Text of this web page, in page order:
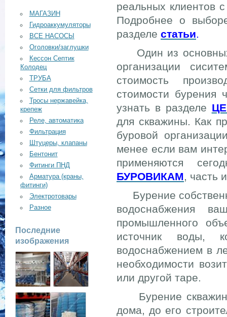
МАГАЗИН
Гидроаккумуляторы
ВСЕ НАСОСЫ
Оголовки/заглушки
Кессон Септик
Колодец
ТРУБА
Сетки для фильтров
Тросы нержавейка,
крепеж
Реле, автоматика
Фильтрация
Штуцеры, клапаны
Бентонит
Фитинги ПНД
Арматура (краны,
фитинги)
Электротовары
Разное
Последние
изображения
реальных клиентов
Подробнее о
разделе статьи.
Один из основных
организации
стоимость
стоимости бурения
узнать в разделе
для скважины. Как
буровой
менее если вам
применяются
БУРОВИКАМ, часть
Бурение
водоснабжения
промышленного
источник воды,
водоснабжением в
необходимости
или другой таре.
Бурение скважин
дома, до его